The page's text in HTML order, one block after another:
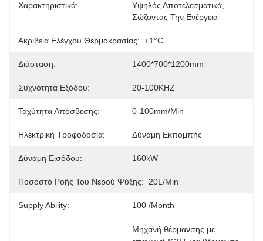
Χαρακτηριστικά:
Υψηλός Αποτελεσματικά,
Σώζοντας Την Ενέργεια
Ακρίβεια Ελέγχου Θερμοκρασίας: ±1°C
Διάσταση: 1400*700*1200mm
Συχνότητα Εξόδου: 20-100KHZ
Ταχύτητα Απόσβεσης: 0-100mm/min
Ηλεκτρική Τροφοδοσία: Δύναμη Εκπομπής
Δύναμη Εισόδου: 160kW
Ποσοστό Ροής Του Νερού Ψύξης: 20L/Min
Supply Ability: 100 /month
Μηχανή θέρμανσης με